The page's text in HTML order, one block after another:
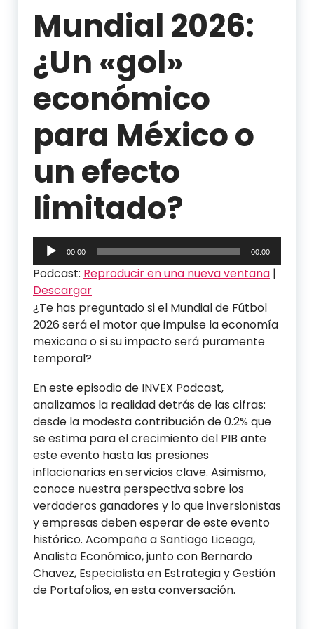
Mundial 2026:
¿Un «gol»
económico
para México o
un efecto
limitado?
Reproductor
de
audio
00:00 00:00
Podcast: Reproducir en una nueva ventana |
Descargar
¿Te has preguntado si el Mundial de Fútbol
2026 será el motor que impulse la economía
mexicana o si su impacto será puramente
temporal?
En este episodio de INVEX Podcast,
analizamos la realidad detrás de las cifras:
desde la modesta contribución de 0.2% que
se estima para el crecimiento del PIB ante
este evento hasta las presiones
inflacionarias en servicios clave. Asimismo,
conoce nuestra perspectiva sobre los
verdaderos ganadores y lo que inversionistas
y empresas deben esperar de este evento
histórico. Acompaña a Santiago Liceaga,
Analista Económico, junto con Bernardo
Chavez, Especialista en Estrategia y Gestión
de Portafolios, en esta conversación.